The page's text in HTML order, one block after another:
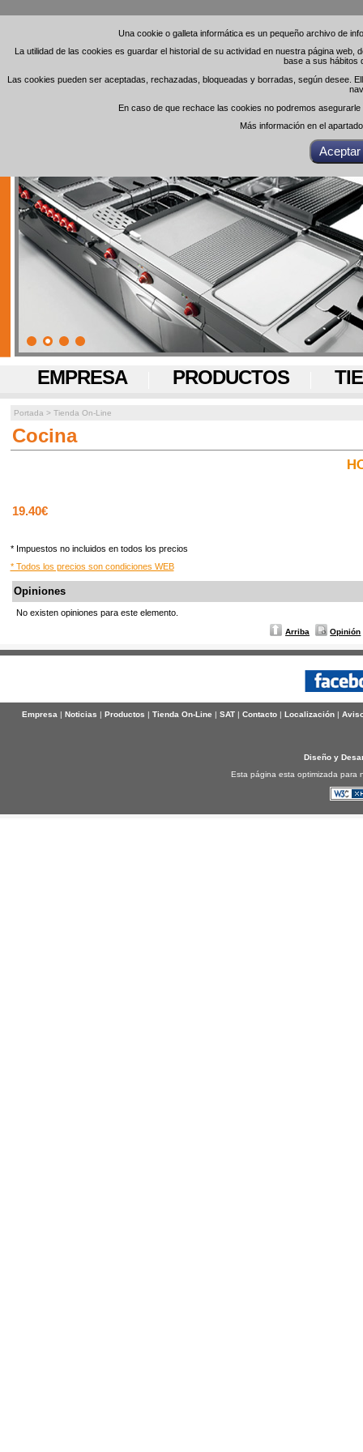
Una cookie o galleta informática es un pequeño archivo de
La utilidad de las cookies es guardar el historial de su actividad en nuestra página
base a sus hábitos
Las cookies pueden ser aceptadas, rechazadas, bloqueadas y borradas, según desee.
En caso de que rechace las cookies no podremos
Más información en el
Una cookie o galleta informática es un pequeño archivo de
La utilidad de las cookies es guardar el historial de su actividad en nuestra página
base a sus hábitos
Las cookies pueden ser aceptadas, rechazadas, bloqueadas y borradas, según desee.
En caso de que rechace las cookies no podremos
Más información en el
EMPRESA PRODUCTOS
Portada > Tienda On-Line
Cocina
19.40€
* Impuestos no incluidos en todos los precios
* Todos los precios son condiciones WEB
Opiniones
No existen opiniones para este elemento.
Arriba Opinión
Empresa| Noticias | Productos | Tienda On-Line | SAT| Contacto| Localización|
Diseño y
Esta página esta optimizada para